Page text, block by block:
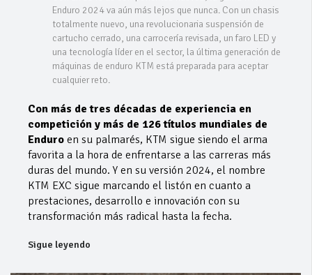
Enduro 2024 va aún más lejos que nunca. Con un chasis
totalmente nuevo, una revolucionaria suspensión de
cartucho cerrado, una carrocería revisada, un faro LED y
una tecnología líder en el sector, la última generación de
máquinas de enduro KTM está preparada para aceptar
cualquier reto.
Con más de tres décadas de experiencia en
competición y más de 126 títulos mundiales de
Enduro en su palmarés, KTM sigue siendo el arma
favorita a la hora de enfrentarse a las carreras más
duras del mundo. Y en su versión 2024, el nombre
KTM EXC sigue marcando el listón en cuanto a
prestaciones, desarrollo e innovación con su
transformación más radical hasta la fecha.
Sigue leyendo